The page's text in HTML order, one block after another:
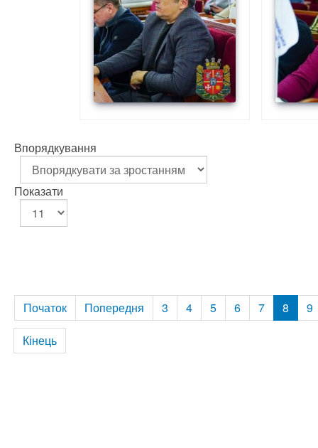
Впорядкування
Показати
Початок Попередня 3 4 5 6 7 8
9
Кінець